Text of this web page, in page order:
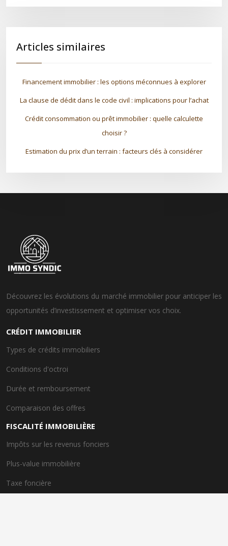
Articles similaires
Financement immobilier : les options méconnues à explorer
La clause de dédit dans le code civil : implications pour l’achat
Crédit consommation ou prêt immobilier : quelle calculette
choisir ?
Estimation du prix d’un terrain : facteurs clés à considérer
Découvrez les évolutions du marché immobilier pour anticiper les
opportunités d’investissement et optimiser vos choix.
CRÉDIT IMMOBILIER
Types de crédits immobiliers
Conditions d'octroi
Durée et remboursement
Comparaison des offres
FISCALITÉ IMMOBILIÈRE
Impôts sur les revenus fonciers
Plus-value immobilière
Taxe foncière